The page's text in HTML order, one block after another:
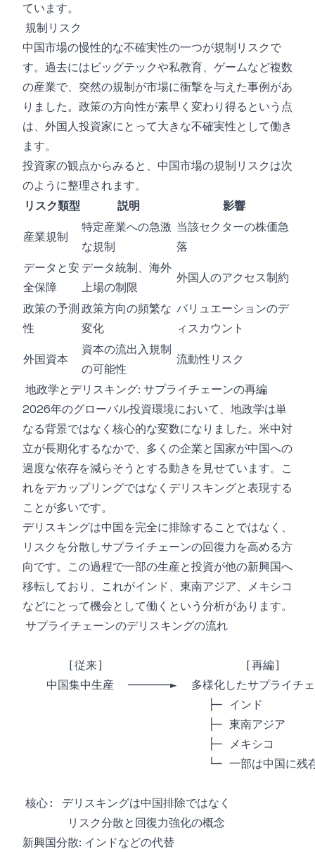
ています。
規制リスク
中国市場の慢性的な不確実性の一つが規制リスクで
す。過去にはビッグテックや私教育、ゲームなど複数
の産業で、突然の規制が市場に衝撃を与えた事例があ
りました。政策の方向性が素早く変わり得るという点
は、外国人投資家にとって大きな不確実性として働き
ます。
投資家の観点からみると、中国市場の規制リスクは次
のように整理されます。
リスク類型
説明 影響
産業規制
特定産業への急激
な規制
当該セクターの株価急
落
データと安
全保障
データ統制、海外
上場の制限
外国人のアクセス制約
政策の予測
性
政策方向の頻繁な
変化
バリュエーションのデ
ィスカウント
外国資本
資本の流出入規制
の可能性
流動性リスク
地政学とデリスキング: サプライチェーンの再編
2026年のグローバル投資環境において、地政学は単
なる背景ではなく核心的な変数になりました。米中対
立が長期化するなかで、多くの企業と国家が中国への
過度な依存を減らそうとする動きを見せています。こ
れをデカップリングではなくデリスキングと表現する
ことが多いです。
デリスキングは中国を完全に排除することではなく、
リスクを分散しサプライチェーンの回復力を高める方
向です。この過程で一部の生産と投資が他の新興国へ
移転しており、これがインド、東南アジア、メキシコ
などにとって機会として働くという分析があります。
新興国分散: インドなどの代替